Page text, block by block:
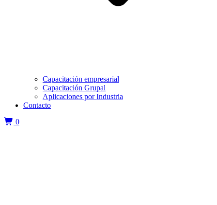
Capacitación empresarial
Capacitación Grupal
Aplicaciones por Industria
Contacto
0